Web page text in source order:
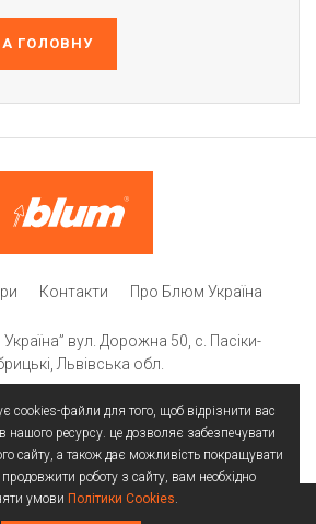
ГОЛОВНУ
Контакти Про Блюм Україна
вул. Дорожна 50, c. Пасіки-
Львівська обл.
cookies-файли для того, щоб відрізнити вас
нашого ресурсу. це дозволяє забезпечувати
сайту, а також дає можливість покращувати
роботу з сайту, вам необхідно
умови Політики Cookies.